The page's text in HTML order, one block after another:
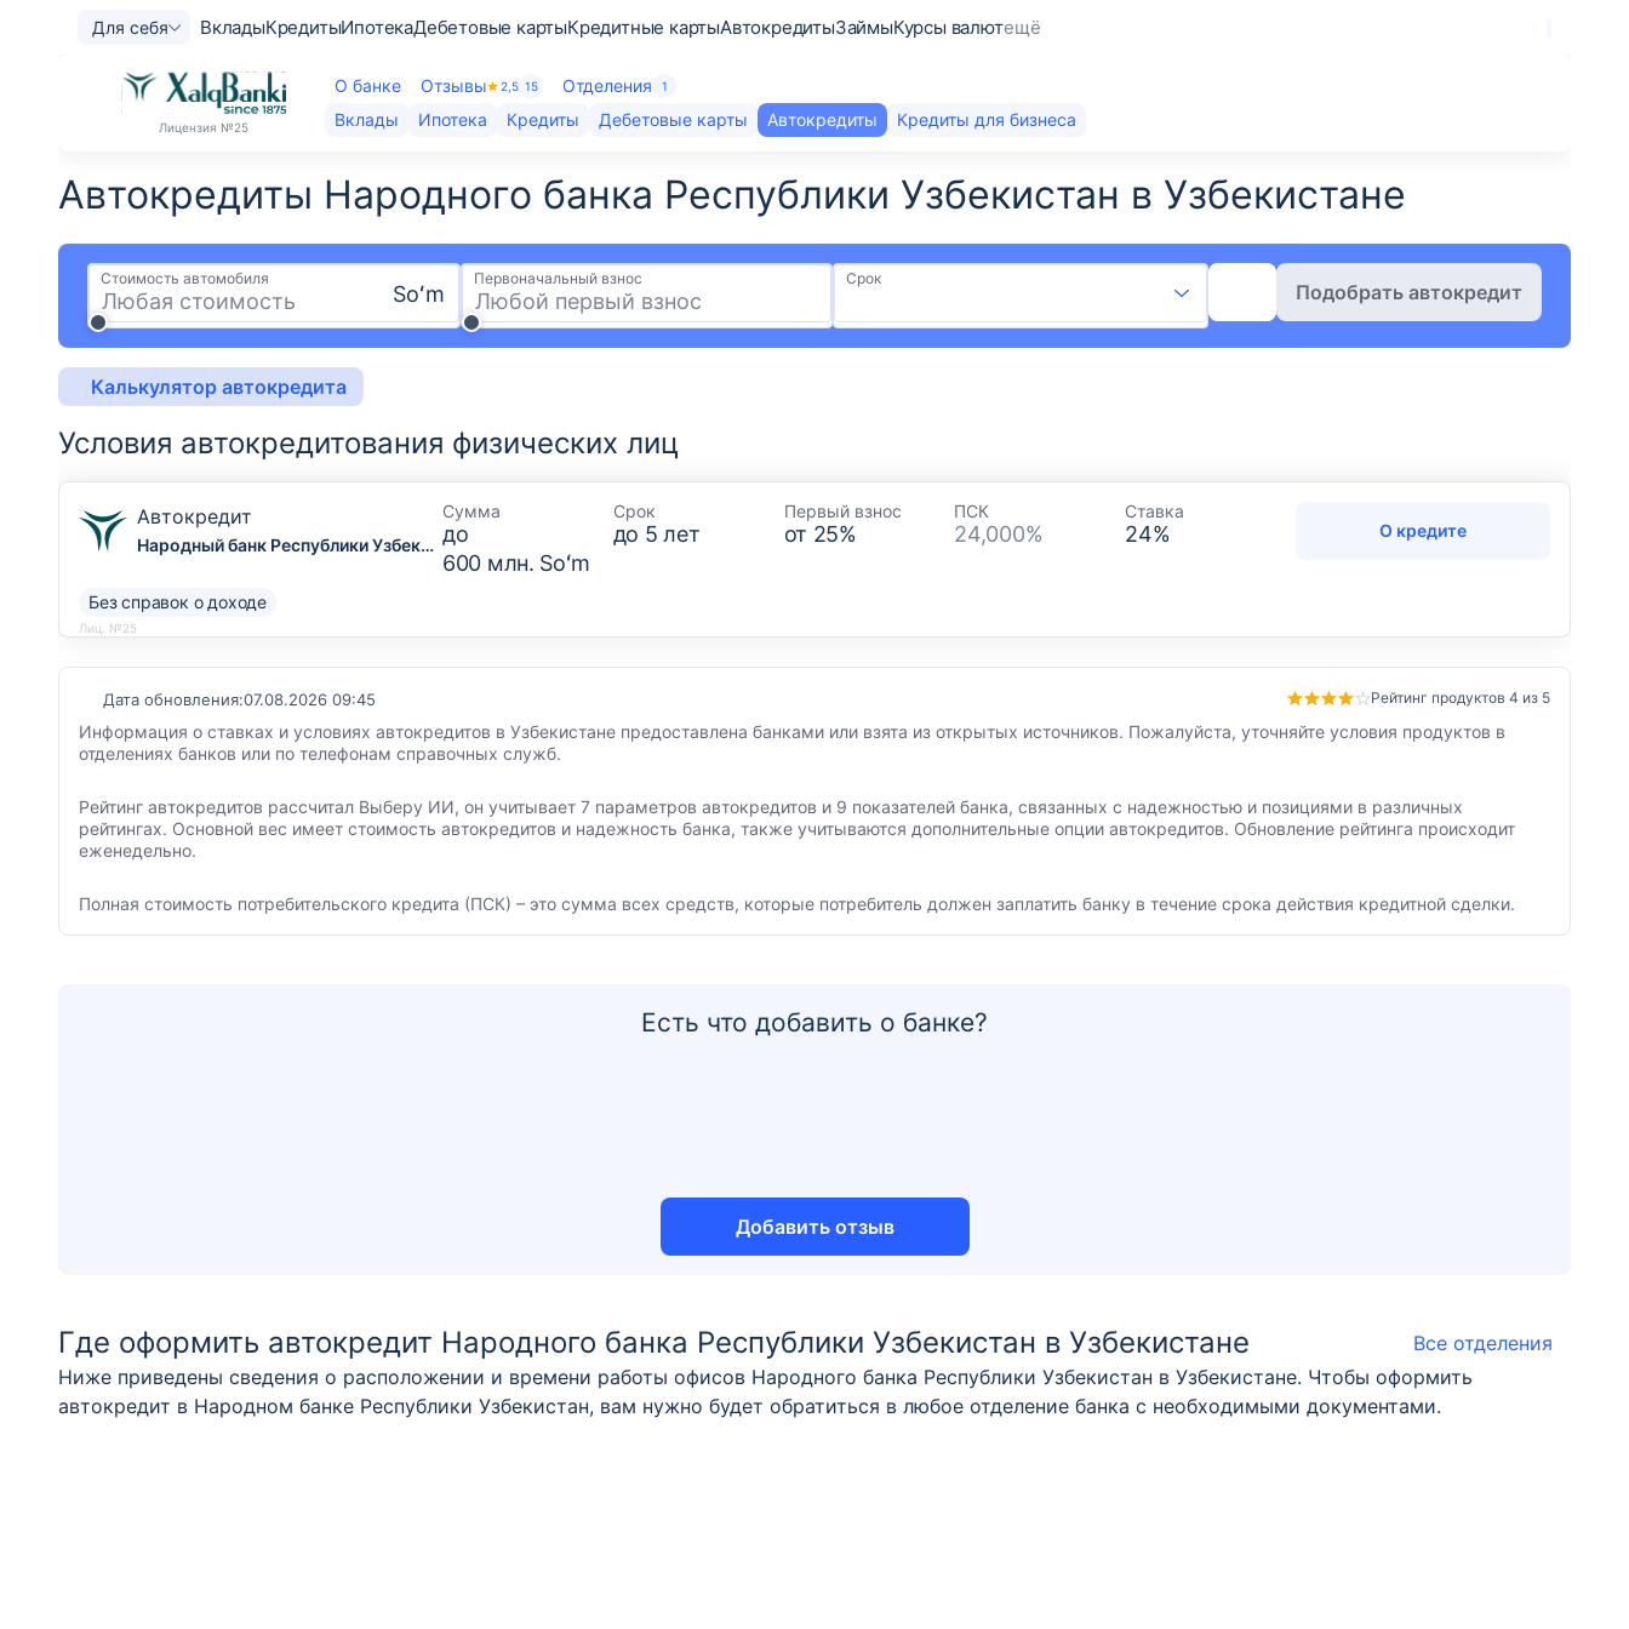
Для себя ВкладыКредитыИпотекаДебетовые картыКредитные картыАвтокредитыЗаймыКурсы валютещё
Лицензия №25
О банке Отзывы 2,5 15 Отделения 1
Вклады Ипотека Кредиты Дебетовые карты Автокредиты Кредиты для бизнеса
Автокредиты Народного банка Республики Узбекистан​ в Узбекистане
Стоимость автомобиля
Soʻm
Первоначальный взнос Срок
Подобрать автокредит
Калькулятор автокредита
Условия автокредитования физических лиц
Автокредит
Народный банк Республики Узбекистан
Сумма
до
600 млн. Soʻm
Срок
до 5 лет
Первый взнос
от 25%
ПСК
24,000%
Ставка
24%
Без справок о доходе
О кредите
Лиц. №25
Дата обновления:07.08.2026 09:45 Рейтинг продуктов 4 из 5
Информация о ставках и условиях автокредитов в Узбекистане предоставлена банками или взята из открытых источников. Пожалуйста, уточняйте условия продуктов в
отделениях банков или по телефонам справочных служб.
Рейтинг автокредитов рассчитал Выберу ИИ, он учитывает 7 параметров автокредитов и 9 показателей банка, связанных с надежностью и позициями в различных
рейтингах. Основной вес имеет стоимость автокредитов и надежность банка, также учитываются дополнительные опции автокредитов. Обновление рейтинга происходит
еженедельно.
Полная стоимость потребительского кредита (ПСК) – это сумма всех средств, которые потребитель должен заплатить банку в течение срока действия кредитной сделки.
Есть что добавить о банке?
Добавить отзыв
Где оформить автокредит Народного банка Республики Узбекистан в Узбекистане
Все отделения
Ниже приведены сведения о расположении и времени работы офисов Народного банка Республики Узбекистан в Узбекистане. Чтобы оформить
автокредит в Народном банке Республики Узбекистан, вам нужно будет обратиться в любое отделение банка с необходимыми документами.